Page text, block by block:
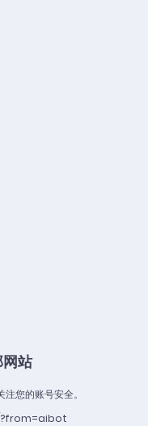
站
您的账号安全。
?from=aibot